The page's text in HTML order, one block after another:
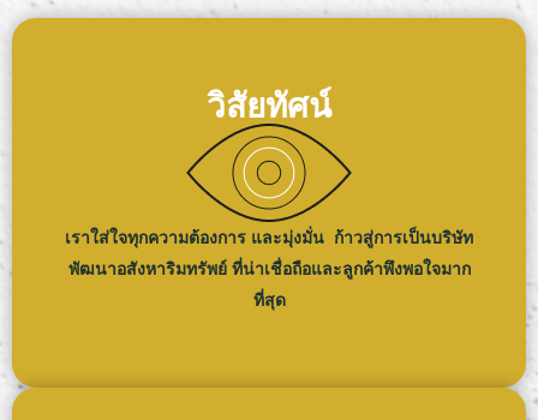
วิสัยทัศน์
เราใส่ใจทุกความต้องการ และมุ่งมั่น ก้าวสู่การเป็นบริษัท
พัฒนาอสังหาริมทรัพย์ ที่น่าเชื่อถือและลูกค้าพึงพอใจมาก
ที่สุด